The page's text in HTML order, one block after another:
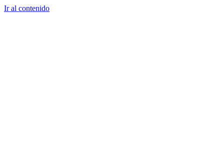
Ir al contenido